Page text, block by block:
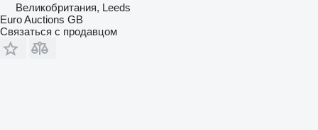
Великобритания, Leeds
Euro Auctions GB
Связаться с продавцом